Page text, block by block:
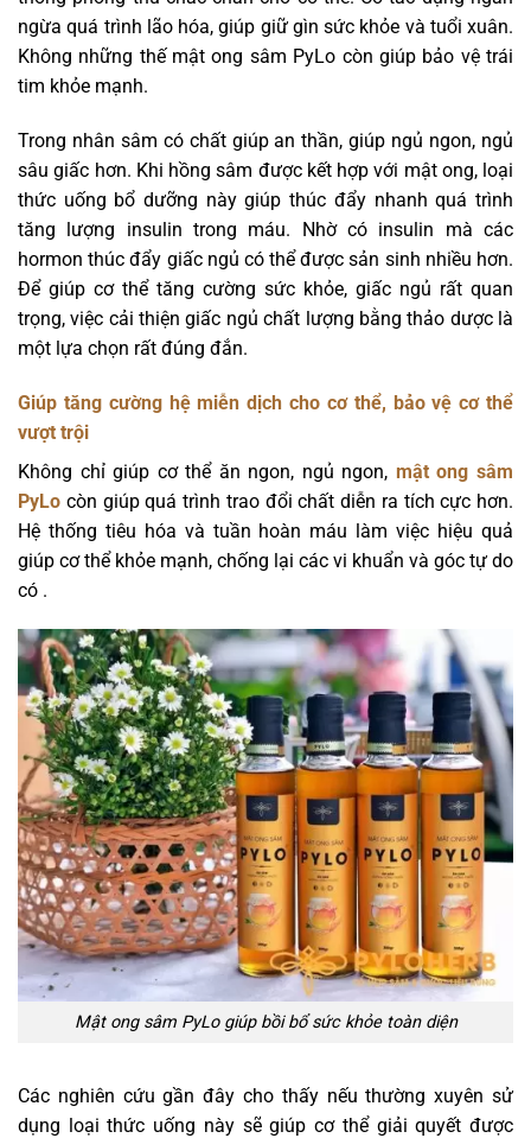
ngừa quá trình lão hóa, giúp giữ gìn sức khỏe và tuổi xuân.
Không những thế mật ong sâm PyLo còn giúp bảo vệ trái
tim khỏe mạnh.
Trong nhân sâm có chất giúp an thần, giúp ngủ ngon, ngủ
sâu giấc hơn. Khi hồng sâm được kết hợp với mật ong, loại
thức uống bổ dưỡng này giúp thúc đẩy nhanh quá trình
tăng lượng insulin trong máu. Nhờ có insulin mà các
hormon thúc đẩy giấc ngủ có thể được sản sinh nhiều hơn.
Để giúp cơ thể tăng cường sức khỏe, giấc ngủ rất quan
trọng, việc cải thiện giấc ngủ chất lượng bằng thảo dược là
một lựa chọn rất đúng đắn.
Giúp tăng cường hệ miễn dịch cho cơ thể, bảo vệ cơ thể
vượt trội
Không chỉ giúp cơ thể ăn ngon, ngủ ngon, mật ong sâm
PyLo còn giúp quá trình trao đổi chất diễn ra tích cực hơn.
Hệ thống tiêu hóa và tuần hoàn máu làm việc hiệu quả
giúp cơ thể khỏe mạnh, chống lại các vi khuẩn và góc tự do
có .
Mật ong sâm PyLo giúp bồi bổ sức khỏe toàn diện
Các nghiên cứu gần đây cho thấy nếu thường xuyên sử
dụng loại thức uống này sẽ giúp cơ thể giải quyết được